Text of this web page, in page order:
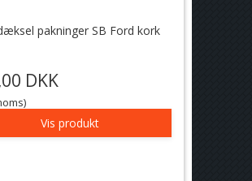
pakninger SB Ford kork
DKK
Vis produkt